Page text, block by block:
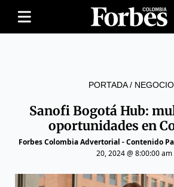
PORTADA/
Sanofi Bogotá Hub:
oportunidades en
Forbes Colombia Advertorial - Contenido
20, 2024 @ 8:00:00 am